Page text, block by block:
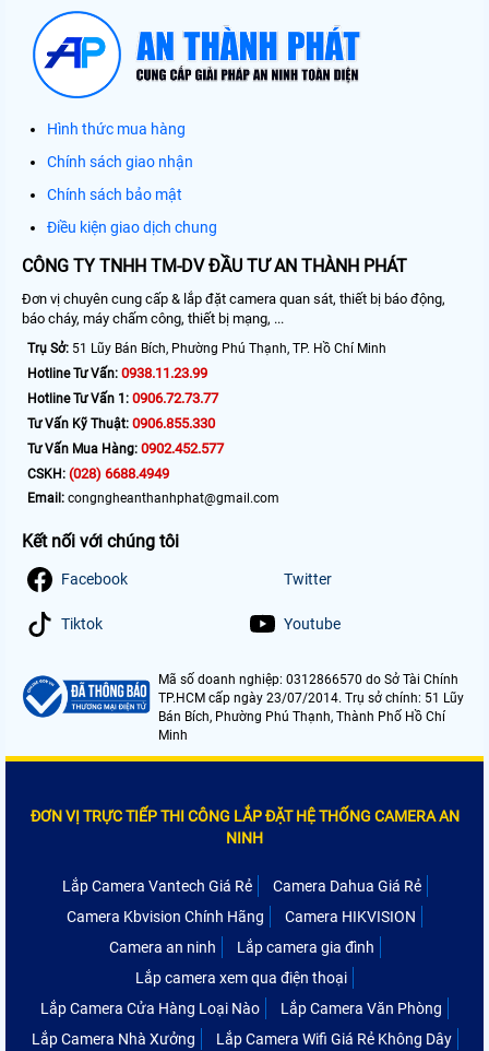
Hình thức mua hàng
Chính sách giao nhận
Chính sách bảo mật
Điều kiện giao dịch chung
CÔNG TY TNHH TM-DV ĐẦU TƯ AN THÀNH PHÁT
Đơn vị chuyên cung cấp & lắp đặt camera quan sát, thiết bị báo động,
báo cháy, máy chấm công, thiết bị mạng, ...
Trụ Sở: 51 Lũy Bán Bích, Phường Phú Thạnh, TP. Hồ Chí Minh
Hotline Tư Vấn: 0938.11.23.99
Hotline Tư Vấn 1: 0906.72.73.77
Tư Vấn Kỹ Thuật: 0906.855.330
Tư Vấn Mua Hàng: 0902.452.577
CSKH: (028) 6688.4949
Email: congngheanthanhphat@gmail.com
Kết nối với chúng tôi
Facebook Twitter
Tiktok Youtube
Mã số doanh nghiệp: 0312866570 do Sở Tài Chính
TP.HCM cấp ngày 23/07/2014. Trụ sở chính: 51 Lũy
Bán Bích, Phường Phú Thạnh, Thành Phố Hồ Chí
Minh
ĐƠN VỊ TRỰC TIẾP THI CÔNG LẮP ĐẶT HỆ THỐNG CAMERA AN
NINH
Lắp Camera Vantech Giá Rẻ
Camera Dahua Giá Rẻ
Camera Kbvision Chính Hãng
Camera HIKVISION
Camera an ninh
Lắp camera gia đình
Lắp camera xem qua điện thoại
Lắp Camera Cửa Hàng Loại Nào
Lắp Camera Văn Phòng
Lắp Camera Nhà Xưởng
Lắp Camera Wifi Giá Rẻ Không Dây